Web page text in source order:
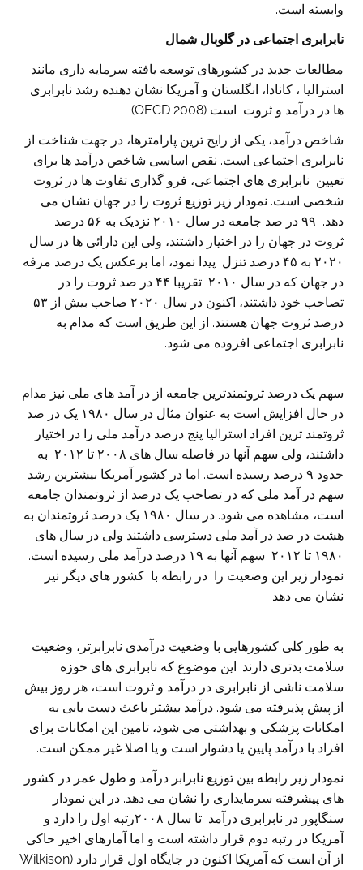
وابسته است.
نابرابری اجتماعی در گلوبال شمال
مطالعات جدید در کشورهای توسعه یافته سرمایه داری مانند
استرالیا ، کانادا، انگلستان و آمریکا نشان دهنده رشد نابرابری
ها در درآمد و ثروت است (OECD 2008)
شاخص درآمد، یکی از رایج ترین پارامترها، در جهت شناخت از
نابرابری اجتماعی است. نقص اساسی شاخص درآمد ها برای
تعیین نابرابری های اجتماعی، فرو گذاری تفاوت ها در ثروت
شخصی است. نمودار زیر توزیع ثروت را در جهان نشان می
دهد. ۹۹ در صد جامعه در سال ۲۰۱۰ نزدیک به ۵۶ درصد
ثروت در جهان را در اختیار داشتند، ولی این دارائی ها در سال
۲۰۲۰ به ۴۵ درصد تنزل پیدا نمود، اما برعکس یک درصد مرفه
در جهان که در سال ۲۰۱۰ تقریبا ۴۴ در صد ثروت را در
تصاحب خود داشتند، اکنون در سال ۲۰۲۰ صاحب بیش از ۵۳
درصد ثروت جهان هسنتد. از این طریق است که مدام به
نابرابری اجتماعی افزوده می شود.
سهم یک درصد ثروتمندترین جامعه از در آمد های ملی نیز مدام
در حال افزایش است به عنوان مثال در سال ۱۹۸۰ یک در صد
ثروتمند ترین افراد استرالیا پنج درصد درآمد ملی را در اختیار
داشتند، ولی سهم آنها در فاصله سال های ۲۰۰۸ تا ۲۰۱۲ به
حدود ۹ درصد رسیده است. اما در کشور آمریکا بیشترین رشد
سهم در آمد ملی که در تصاحب یک درصد از ثروتمندان جامعه
است، مشاهده می شود. در سال ۱۹۸۰ یک درصد ثروتمندان به
هشت در صد در آمد ملی دسترسی داشتند ولی در سال های
۱۹۸۰ تا ۲۰۱۲ سهم آنها به ۱۹ درصد درآمد ملی رسیده است.
نمودار زیر این وضعیت را در رابطه با کشور های دیگر نیز
نشان می دهد.
به طور کلی کشورهایی با وضعیت درآمدی نابرابرتر، وضعیت
سلامت بدتری دارند. این موضوع که نابرابری های حوزه
سلامت ناشی از نابرابری در درآمد و ثروت است، هر روز بیش
از پیش پذیرفته می شود. درآمد بیشتر باعث دست یابی به
امکانات پزشکی و بهداشتی می شود، تامین این امکانات برای
افراد با درآمد پایین یا دشوار است و یا اصلا غیر ممکن است.
نمودار زیر رابطه بین توزیع نابرابر درآمد و طول عمر در کشور
های پیشرفته سرمایداری را نشان می دهد. در این نمودار
سنگاپور در نابرابری درآمد تا سال ۲۰۰۸رتبه اول را دارد و
آمریکا در رتبه دوم قرار داشته است و اما آمارهای اخیر حاکی
از آن است که آمریکا اکنون در جایگاه اول قرار دارد (Wilkison